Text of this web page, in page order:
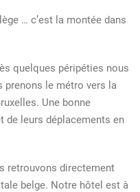
… c’est la montée dans
quelques péripéties nous
prenons le métro vers la
Une bonne
de leurs déplacements en
retrouvons directement
belge. Notre hôtel est à